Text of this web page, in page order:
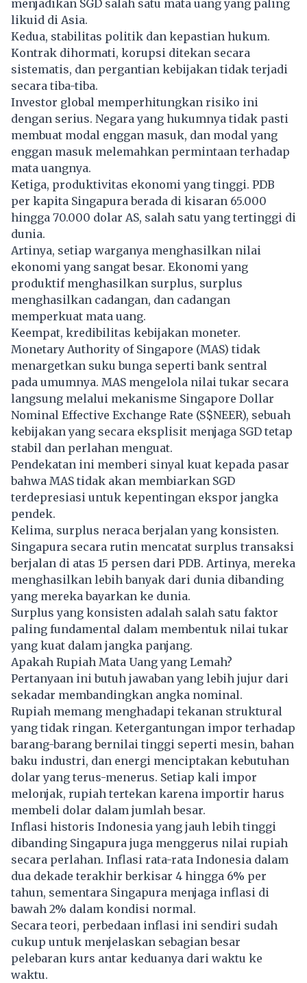
menjadikan SGD salah satu mata uang yang paling
likuid di Asia.
Kedua, stabilitas politik dan kepastian hukum.
Kontrak dihormati, korupsi ditekan secara
sistematis, dan pergantian kebijakan tidak terjadi
secara tiba-tiba.
Investor global memperhitungkan risiko ini
dengan serius. Negara yang hukumnya tidak pasti
membuat modal enggan masuk, dan modal yang
enggan masuk melemahkan permintaan terhadap
mata uangnya.
Ketiga, produktivitas ekonomi yang tinggi. PDB
per kapita Singapura berada di kisaran 65.000
hingga 70.000 dolar AS, salah satu yang tertinggi di
dunia.
Artinya, setiap warganya menghasilkan nilai
ekonomi yang sangat besar. Ekonomi yang
produktif menghasilkan surplus, surplus
menghasilkan cadangan, dan cadangan
memperkuat mata uang.
Keempat, kredibilitas kebijakan moneter.
Monetary Authority of Singapore (MAS) tidak
menargetkan suku bunga seperti bank sentral
pada umumnya. MAS mengelola nilai tukar secara
langsung melalui mekanisme Singapore Dollar
Nominal Effective Exchange Rate (S$NEER), sebuah
kebijakan yang secara eksplisit menjaga SGD tetap
stabil dan perlahan menguat.
Pendekatan ini memberi sinyal kuat kepada pasar
bahwa MAS tidak akan membiarkan SGD
terdepresiasi untuk kepentingan ekspor jangka
pendek.
Kelima, surplus neraca berjalan yang konsisten.
Singapura secara rutin mencatat surplus transaksi
berjalan di atas 15 persen dari PDB. Artinya, mereka
menghasilkan lebih banyak dari dunia dibanding
yang mereka bayarkan ke dunia.
Surplus yang konsisten adalah salah satu faktor
paling fundamental dalam membentuk nilai tukar
yang kuat dalam jangka panjang.
Apakah Rupiah Mata Uang yang Lemah?
Pertanyaan ini butuh jawaban yang lebih jujur dari
sekadar membandingkan angka nominal.
Rupiah memang menghadapi tekanan struktural
yang tidak ringan. Ketergantungan impor terhadap
barang-barang bernilai tinggi seperti mesin, bahan
baku industri, dan energi menciptakan kebutuhan
dolar yang terus-menerus. Setiap kali impor
melonjak, rupiah tertekan karena importir harus
membeli dolar dalam jumlah besar.
Inflasi historis Indonesia yang jauh lebih tinggi
dibanding Singapura juga menggerus nilai rupiah
secara perlahan. Inflasi rata-rata Indonesia dalam
dua dekade terakhir berkisar 4 hingga 6% per
tahun, sementara Singapura menjaga inflasi di
bawah 2% dalam kondisi normal.
Secara teori, perbedaan inflasi ini sendiri sudah
cukup untuk menjelaskan sebagian besar
pelebaran kurs antar keduanya dari waktu ke
waktu.